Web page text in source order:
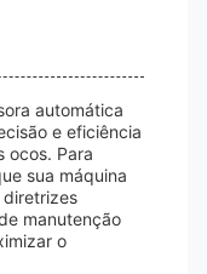
automática
e eficiência
ocos. Para
sua máquina
diretrizes
manutenção
o